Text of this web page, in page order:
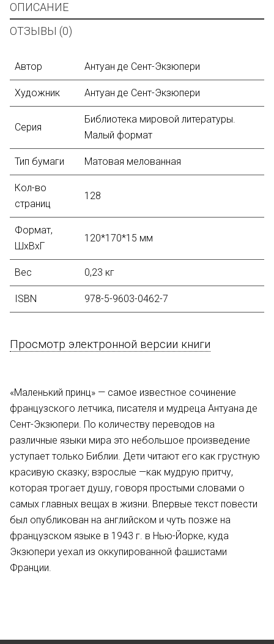
ОПИСАНИЕ
ОТЗЫВЫ (0)
Автор Антуан де Сент-Экзюпери
Художник Антуан де Сент-Экзюпери
Серия
Библиотека мировой литературы.
Малый формат
Тип бумаги Матовая мелованная
Кол-во
страниц
128
Формат,
ШхВхГ
120*170*15 мм
Вес 0,23 кг
ISBN 978-5-9603-0462-7
Просмотр электронной версии книги
«Маленький принц» — самое известное сочинение
французского летчика, писателя и мудреца Антуана де
Сент-Экзюпери. По количеству переводов на
различные языки мира это небольшое произведение
уступает только Библии. Дети читают его как грустную
красивую сказку; взрослые —как мудрую притчу,
которая трогает душу, говоря простыми словами о
самых главных вещах в жизни. Впервые текст повести
был опубликован на английском и чуть позже на
французском языке в 1943 г. в Нью-Йорке, куда
Экзюпери уехал из оккупированной фашистами
Франции.